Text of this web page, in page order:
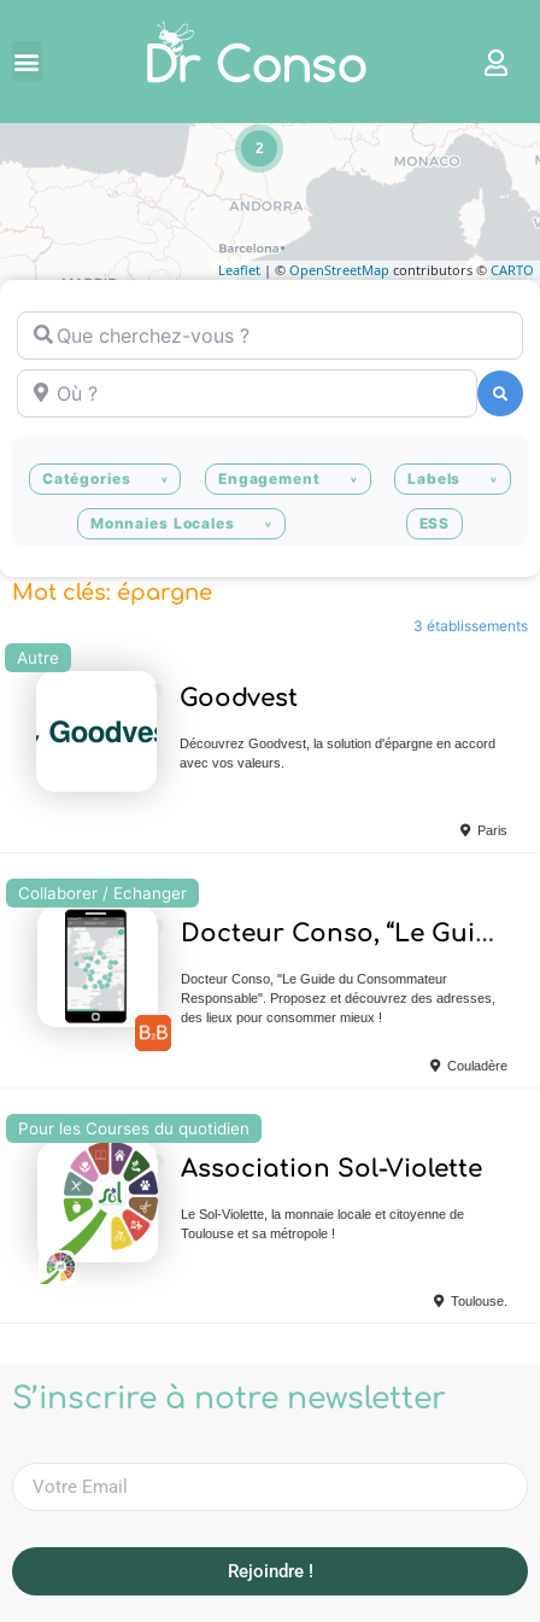
2
Leaflet | © OpenStreetMap contributors © CARTO
Que cherchez-vous ?
Où ?
Catégories Engagement Labels
Monnaies Locales ESS
Mot clés: épargne
3 établissements
Autre
Goodvest
Découvrez Goodvest, la solution d'épargne en accord
avec vos valeurs.
Paris
Collaborer / Echanger
Docteur Conso, “Le Guide du Consommateur Repsonasble”
Docteur Conso, "Le Guide du Consommateur
Responsable". Proposez et découvrez des adresses,
des lieux pour consommer mieux !
Couladère
Pour les Courses du quotidien
Association Sol-Violette
Le Sol-Violette, la monnaie locale et citoyenne de
Toulouse et sa métropole !
Toulouse.
S’inscrire à notre newsletter
Rejoindre !